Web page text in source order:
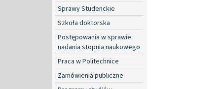
Sprawy Studenckie
Szkoła doktorska
Postępowania w sprawie
nadania stopnia naukowego
Praca w Politechnice
Zamówienia publiczne